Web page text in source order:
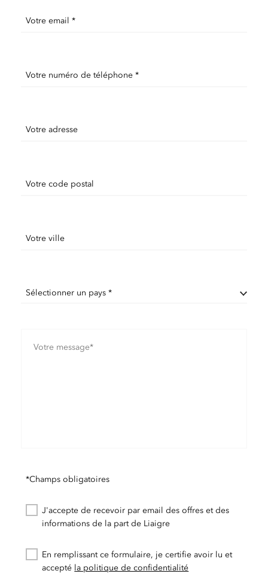
Votre email *
Votre numéro de téléphone *
Votre adresse
Votre code postal
Votre ville
Sélectionner un pays *
*Champs obligatoires
J'accepte de recevoir par email des offres et des
informations de la part de Liaigre
En remplissant ce formulaire, je certifie avoir lu et
accepté la politique de confidentialité